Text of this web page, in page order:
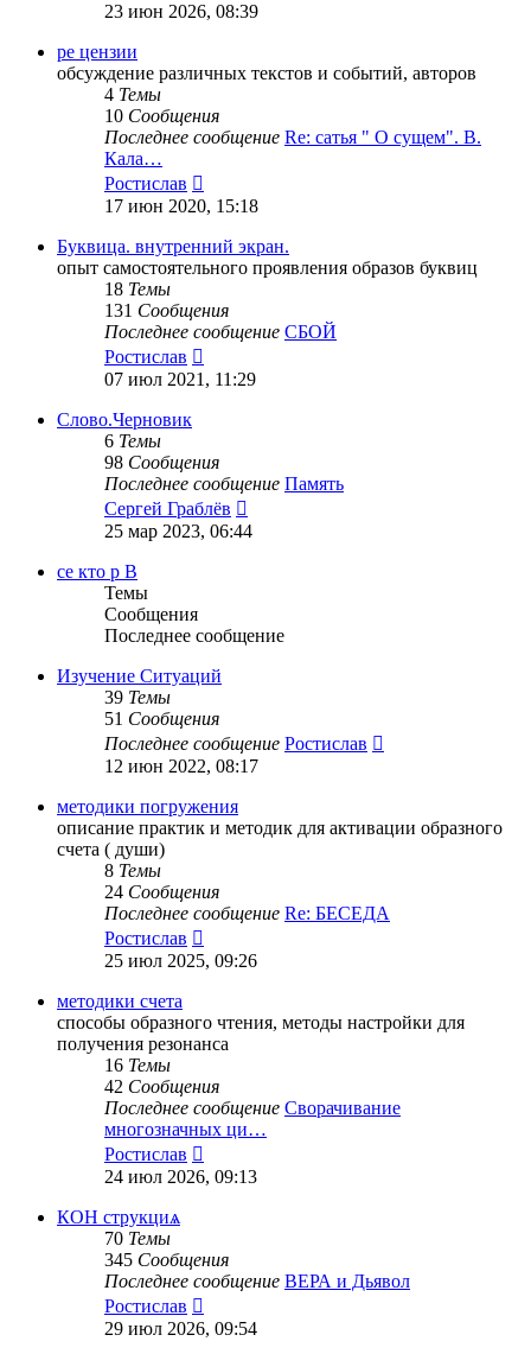
к
23 июн 2026, 08:39
ре цензии
обсуждение различных текстов и событий, авторов
4 Темы
10 Сообщения
Последнее сообщение Re: сатья " О сущем". В.
Кала…
Ростислав
к
сообщению
17 июн 2020, 15:18
Буквица. внутренний экран.
опыт самостоятельного проявления образов буквиц
18 Темы
131 Сообщения
Последнее сообщение СБОЙ
Ростислав
07 июл 2021, 11:29
Слово.Черновик
6 Темы
98 Сообщения
Последнее сообщение Память
Сергей Граблёв
к
25 мар 2023, 06:44
се кто р В
Темы
Сообщения
Последнее сообщение
Изучение Ситуаций
39 Темы
51 Сообщения
Последнее сообщение Ростислав
12 июн 2022, 08:17
методики погружения
описание практик и методик для активации образного
счета ( души)
8 Темы
24 Сообщения
Последнее сообщение Re: БЕСЕДА
Ростислав
к
25 июл 2025, 09:26
методики счета
способы образного чтения, методы настройки для
получения резонанса
16 Темы
42 Сообщения
Последнее сообщение Сворачивание
многозначных ци…
Ростислав
к
24 июл 2026, 09:13
КОН струкциѧ
70 Темы
345 Сообщения
Последнее сообщение ВЕРА и Дьявол
Ростислав
к
29 июл 2026, 09:54